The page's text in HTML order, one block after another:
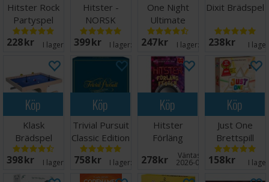
Hitster Rock
Partyspel
228 SEK I lager: 20+
Hitster -
NORSK
399 SEK I lager: 20+
One Night
Ultimate
Werewolf
Brädspel
247 SEK I lager: 20+
Dixit Brädspel
238 SEK I
Köp
Klask
Brädspel
398 SEK I lager: 20+
Köp
Trivial Pursuit
Classic Edition
Norsk
758 SEK I lager: 20+
Köp
Hitster
Förläng
Festen
Partyspel
278 SEK Väntas in:
2026-09-15
Köp
Just One
Brettspill
(Norsk
utgave)
158 SEK I